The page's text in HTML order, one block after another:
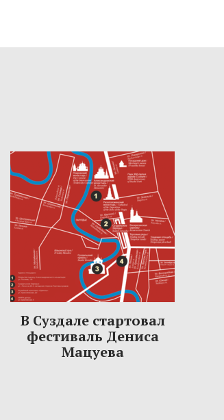
В Суздале стартовал
фестиваль Дениса
Мацуева